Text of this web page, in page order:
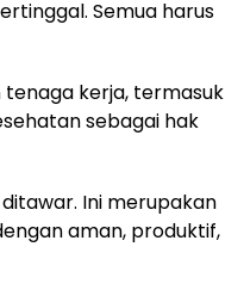
Semua harus
kerja, termasuk
sebagai hak
Ini merupakan
aman, produktif,